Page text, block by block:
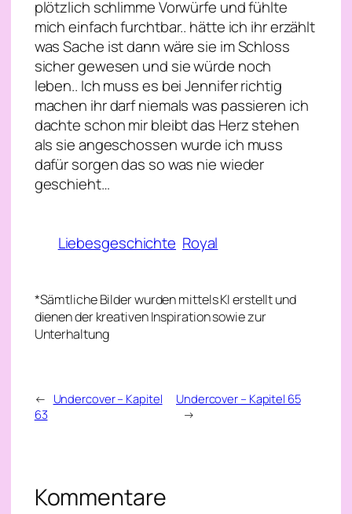
plötzlich schlimme Vorwürfe und fühlte
mich einfach furchtbar.. hätte ich ihr erzählt
was Sache ist dann wäre sie im Schloss
sicher gewesen und sie würde noch
leben.. Ich muss es bei Jennifer richtig
machen ihr darf niemals was passieren ich
dachte schon mir bleibt das Herz stehen
als sie angeschossen wurde ich muss
dafür sorgen das so was nie wieder
geschieht…
Liebesgeschichte Royal
*Sämtliche Bilder wurden mittels KI erstellt und
dienen der kreativen Inspiration sowie zur
Unterhaltung
← Undercover – Kapitel
63
Undercover – Kapitel 65
→
Kommentare